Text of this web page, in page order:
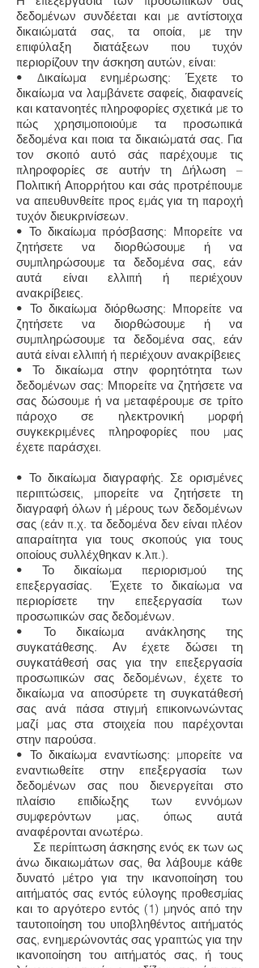
δεδομένων συνδέεται και με αντίστοιχα
δικαιώματά σας, τα οποία, με την
επιφύλαξη διατάξεων που τυχόν
περιορίζουν την άσκηση αυτών, είναι:
• Δικαίωμα ενημέρωσης: Έχετε το
δικαίωμα να λαμβάνετε σαφείς, διαφανείς
και κατανοητές πληροφορίες σχετικά με το
πώς χρησιμοποιούμε τα προσωπικά
δεδομένα και ποια τα δικαιώματά σας. Για
τον σκοπό αυτό σάς παρέχουμε τις
πληροφορίες σε αυτήν τη Δήλωση –
Πολιτική Απορρήτου και σάς προτρέπουμε
να απευθυνθείτε προς εμάς για τη παροχή
τυχόν διευκρινίσεων.
• Το δικαίωμα πρόσβασης: Μπορείτε να
ζητήσετε να διορθώσουμε ή να
συμπληρώσουμε τα δεδομένα σας, εάν
αυτά είναι ελλιπή ή περιέχουν
ανακρίβειες.
• Το δικαίωμα διόρθωσης: Μπορείτε να
ζητήσετε να διορθώσουμε ή να
συμπληρώσουμε τα δεδομένα σας, εάν
αυτά είναι ελλιπή ή περιέχουν ανακρίβειες
• Το δικαίωμα στην φορητότητα των
δεδομένων σας: Μπορείτε να ζητήσετε να
σας δώσουμε ή να μεταφέρουμε σε τρίτο
πάροχο σε ηλεκτρονική μορφή
συγκεκριμένες πληροφορίες που μας
έχετε παράσχει.
• Το δικαίωμα διαγραφής. Σε ορισμένες
περιπτώσεις, μπορείτε να ζητήσετε τη
διαγραφή όλων ή μέρους των δεδομένων
σας (εάν π.χ. τα δεδομένα δεν είναι πλέον
απαραίτητα για τους σκοπούς για τους
οποίους συλλέχθηκαν κ.λπ.).
• Το δικαίωμα περιορισμού της
επεξεργασίας. Έχετε το δικαίωμα να
περιορίσετε την επεξεργασία των
προσωπικών σας δεδομένων.
• Το δικαίωμα ανάκλησης της
συγκατάθεσης. Αν έχετε δώσει τη
συγκατάθεσή σας για την επεξεργασία
προσωπικών σας δεδομένων, έχετε το
δικαίωμα να αποσύρετε τη συγκατάθεσή
σας ανά πάσα στιγμή επικοινωνώντας
μαζί μας στα στοιχεία που παρέχονται
στην παρούσα.
• Το δικαίωμα εναντίωσης: μπορείτε να
εναντιωθείτε στην επεξεργασία των
δεδομένων σας που διενεργείται στο
πλαίσιο επιδίωξης των εννόμων
συμφερόντων μας, όπως αυτά
αναφέρονται ανωτέρω.
Σε περίπτωση άσκησης ενός εκ των ως
άνω δικαιωμάτων σας, θα λάβουμε κάθε
δυνατό μέτρο για την ικανοποίηση του
αιτήματός σας εντός εύλογης προθεσμίας
και το αργότερο εντός (1) μηνός από την
ταυτοποίηση του υποβληθέντος αιτήματός
σας, ενημερώνοντάς σας γραπτώς για την
ικανοποίηση του αιτήματός σας, ή τους